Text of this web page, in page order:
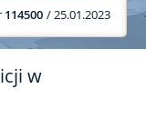
114500 / 25.01.2023
w